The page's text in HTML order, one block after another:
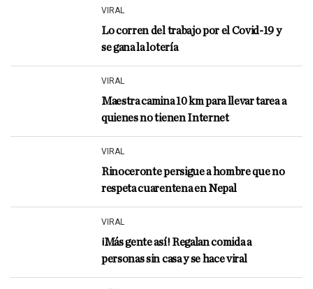
VIRAL
Lo corren del trabajo por el Covid-19 y
se gana la lotería
VIRAL
Maestra camina 10 km para llevar tarea a
quienes no tienen Internet
VIRAL
Rinoceronte persigue a hombre que no
respeta cuarentena en Nepal
VIRAL
¡Más gente así! Regalan comida a
personas sin casa y se hace viral